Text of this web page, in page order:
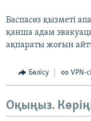
Баспасөз қызметі
қанша адам
ақпараты жоғын
Бөлісу VPN-
Оқыңыз.